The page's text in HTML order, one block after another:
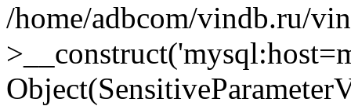
/home/adbcom/vindb.ru/